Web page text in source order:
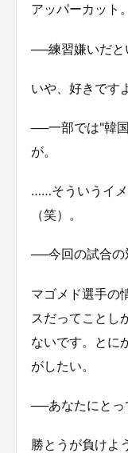
アッパーカット。
──練習嫌いだと
いや、好きです
──一部では"韓
が。
……そういうイ
（笑）。
──今回の試合の
マゴメド選手の
スだってことし
ないです。とに
がしたい。
──あなたにとっ
勝とうが負けよ